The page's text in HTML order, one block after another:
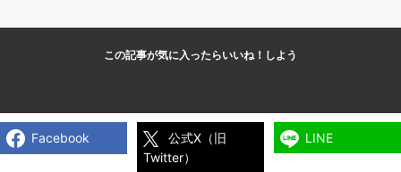
この記事が気に入ったらいいね！しよう
Facebook
公式X（旧
Twitter）
LINE